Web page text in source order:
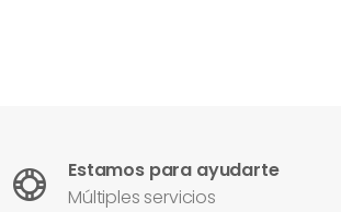
Estamos para ayudarte
Múltiples servicios